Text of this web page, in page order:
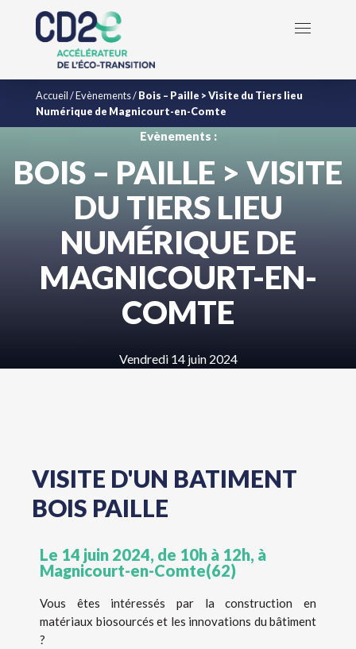
Accueil/Evènements/Bois – Paille > Visite du Tiers lieu
Numérique de Magnicourt-en-Comte
Evènements :
BOIS – PAILLE > VISITE
DU TIERS LIEU
NUMÉRIQUE DE
MAGNICOURT-EN-
COMTE
Vendredi 14 juin 2024
VISITE D'UN BATIMENT
BOIS PAILLE
Le 14 juin 2024, de 10h à 12h, à
Magnicourt-en-Comte(62)
Vous êtes intéressés par la construction en
matériaux biosourcés et les innovations du bâtiment
?